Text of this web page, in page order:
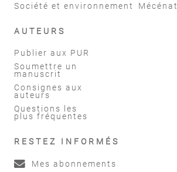
Société et environnement
Mécénat
AUTEURS
Publier aux PUR
Soumettre un
manuscrit
Consignes aux
auteurs
Questions les
plus fréquentes
RESTEZ INFORMÉS
Mes abonnements